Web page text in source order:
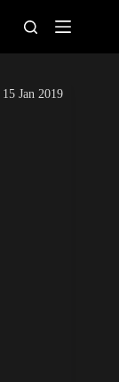
15 Jan 2019